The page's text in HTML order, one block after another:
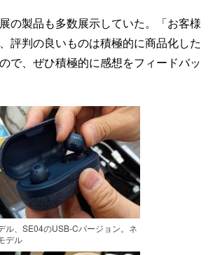
の製品も多数展示していた。「お客様
評判の良いものは積極的に商品化した
で、ぜひ積極的に感想をフィードバッ
ル、SE04のUSB-Cバージョン。ネ
デル